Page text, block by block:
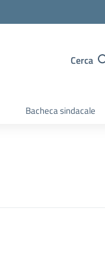
Cerca
Bacheca sindacale